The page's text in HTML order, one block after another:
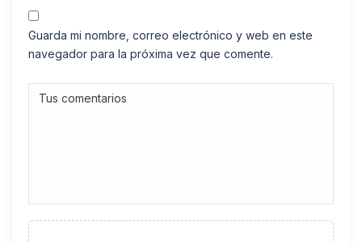
Guarda mi nombre, correo electrónico y web en este
navegador para la próxima vez que comente.